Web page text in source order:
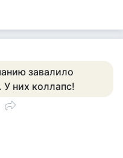
завалило
них коллапс!